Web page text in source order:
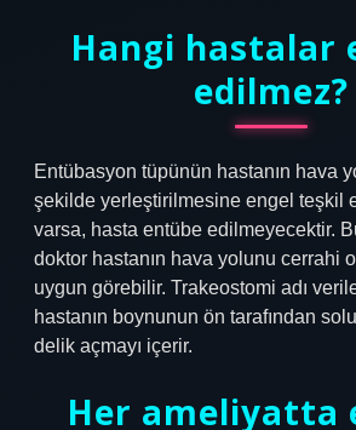
Hangi hastalar
edilmez?
Entübasyon tüpünün hastanın hava
şekilde yerleştirilmesine engel teşkil
varsa, hasta entübe edilmeyecektir.
doktor hastanın hava yolunu cerrahi
uygun görebilir. Trakeostomi adı
hastanın boynunun ön tarafından
delik açmayı içerir.
Her ameliyatta